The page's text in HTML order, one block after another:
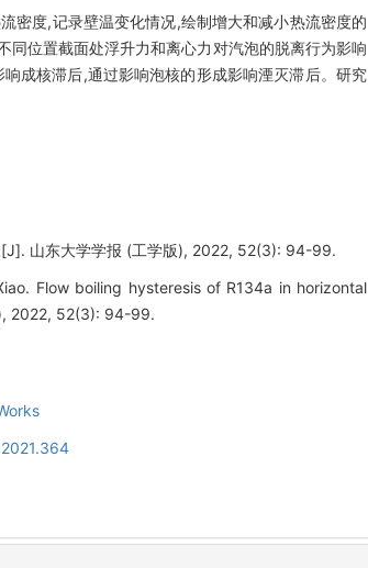
密度,记录壁温变化情况,绘制增大和减小热流密度的
位置截面处浮升力和离心力对汽泡的脱离行为影响
成核滞后,通过影响泡核的形成影响湮灭滞后。研究
[J]. 山东大学学报 (工学版), 2022, 52(3): 94-99.
Flow boiling hysteresis of R134a in horizontal
2022, 52(3): 94-99.